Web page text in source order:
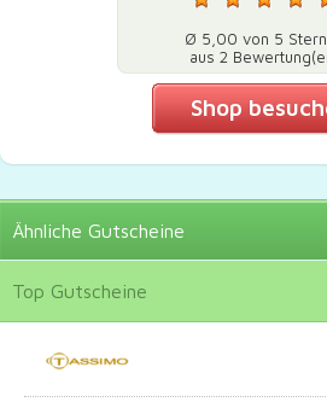
Ø 5,00 von 5
aus 2
Shop
Ähnliche Gutscheine
Top Gutscheine